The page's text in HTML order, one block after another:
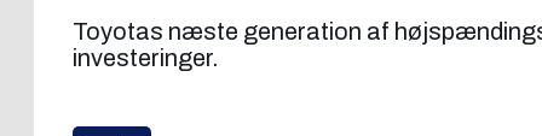
Toyotas næste generation af
investeringer.